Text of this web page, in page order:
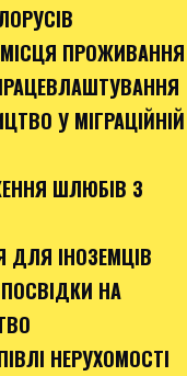
ПРОЖИВАННЯ
У МІГРАЦІЙНІЙ
ШЛЮБІВ З
ІНОЗЕМЦІВ
НА
НЕРУХОМОСТІ